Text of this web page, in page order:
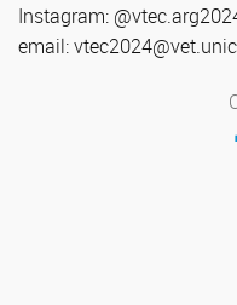
Instagram:
email: